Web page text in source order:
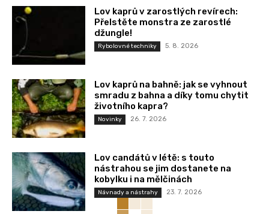
Lov kaprů v zarostlých revírech:
Přelstěte monstra ze zarostlé
džungle!
Rybolovné techniky 5. 8. 2026
Lov kaprů na bahně: jak se vyhnout
smradu z bahna a díky tomu chytit
životního kapra?
Novinky 26. 7. 2026
Lov candátů v létě: s touto
nástrahou se jim dostanete na
kobylku i na mělčinách
Návnady a nástrahy 23. 7. 2026